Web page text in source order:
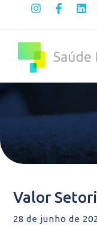
Valor
28 de junho de